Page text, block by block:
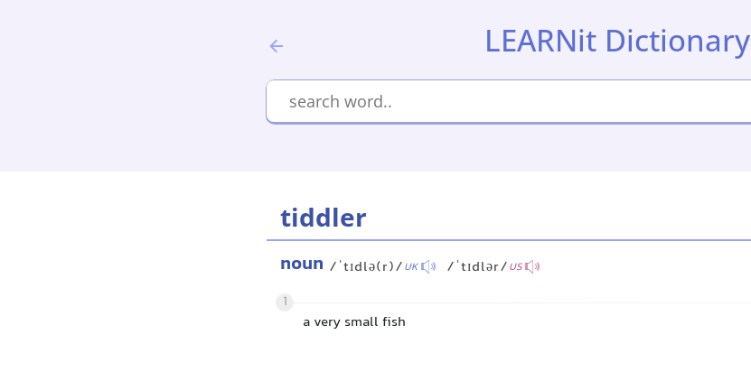
LEARNit Dictionary
tiddler
noun /ˈtɪdlə(r)/UK /ˈtɪdlər/US
1
a very small fish